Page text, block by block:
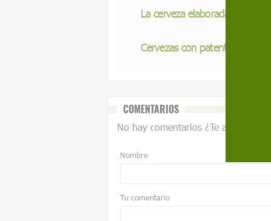
La cerveza elaborada con
Cervezas con patente de cebada
COMENTARIOS
No hay comentarios ¿Te animas?
Nombre
Tu comentario